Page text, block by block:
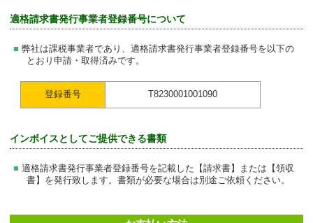
適格請求書発行事業者登録番号について
弊社は課税事業者であり、適格請求書発行事業者登録番号を以下の
とおり申請・取得済みです。
登録番号 T8230001001090
インボイスとしてご提供できる書類
適格請求書発行事業者登録番号を記載した【請求書】または【領収
書】を発行致します。書類が必要な場合は別途ご依頼ください。